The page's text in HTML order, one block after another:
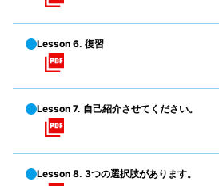
Lesson 6. 復習
Lesson 7. 自己紹介させてください。
Lesson 8. 3つの選択肢があります。